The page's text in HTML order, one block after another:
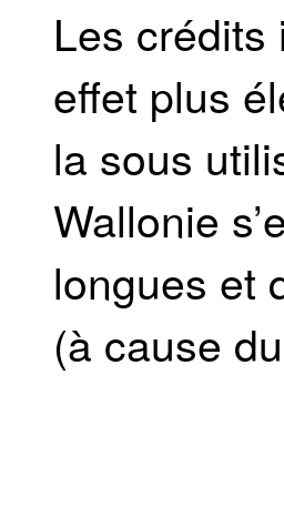
Les crédits
effet plus
la sous
Wallonie
longues et
(à cause